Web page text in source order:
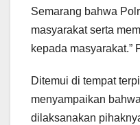
Semarang bahwa
masyarakat serta
kepada masyarakat.”
Ditemui di tempat
menyampaikan
dilaksanakan